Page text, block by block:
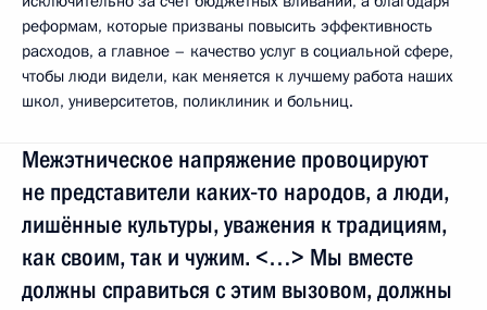
реформам, которые призваны повысить эффективность
расходов, а главное – качество услуг в социальной сфере,
чтобы люди видели, как меняется к лучшему работа наших
школ, университетов, поликлиник и больниц.
Межэтническое напряжение провоцируют
не представители каких‑то народов, а люди,
лишённые культуры, уважения к традициям,
как своим, так и чужим. <…> Мы вместе
должны справиться с этим вызовом, должны